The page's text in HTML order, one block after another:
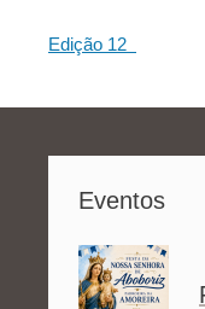
Edição 12
Eventos